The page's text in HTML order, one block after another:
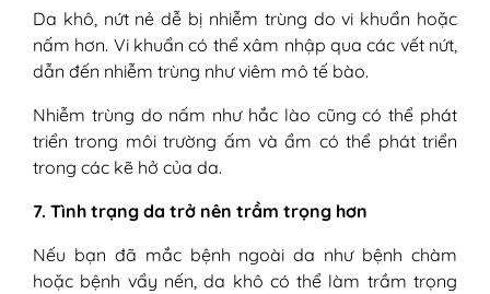
Da khô, nứt nẻ dễ bị nhiễm trùng do vi khuẩn hoặc
nấm hơn. Vi khuẩn có thể xâm nhập qua các vết nứt,
dẫn đến nhiễm trùng như viêm mô tế bào.
Nhiễm trùng do nấm như hắc lào cũng có thể phát
triển trong môi trường ấm và ẩm có thể phát triển
trong các kẽ hở của da.
7. Tình trạng da trở nên trầm trọng hơn
Nếu bạn đã mắc bệnh ngoài da như bệnh chàm
hoặc bệnh vẩy nến, da khô có thể làm trầm trọng